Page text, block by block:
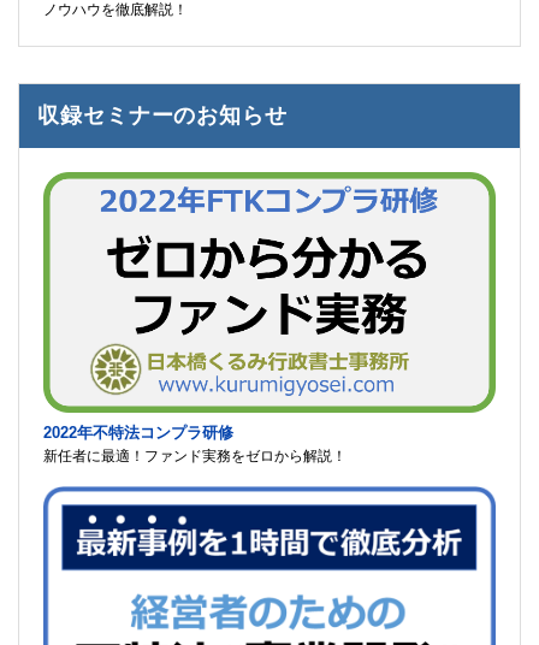
ノウハウを徹底解説！
収録セミナーのお知らせ
2022年不特法コンプラ研修
新任者に最適！ファンド実務をゼロから解説！